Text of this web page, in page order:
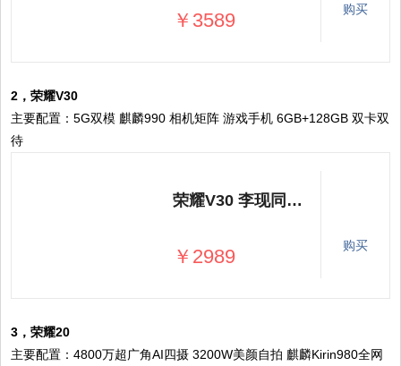
￥3589 购买
2，荣耀V30
主要配置：5G双模 麒麟990 相机矩阵 游戏手机 6GB+128GB 双卡双
待
荣耀V30 李现同款 5G 双模 麒麟990 突破性相机矩阵 游戏手机 6GB+128GB 冰岛幻境 移动联通电信5G 双卡双待
￥2989 购买
3，荣耀20
主要配置：4800万超广角AI四摄 3200W美颜自拍 麒麟Kirin980全网